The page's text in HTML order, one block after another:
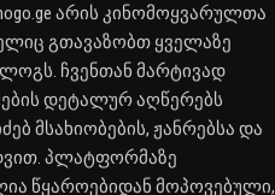
არის კინომოყვარულთა
გთავაზობთ ყველაზე
ჩვენთან მარტივად
დეტალურ აღწერებს
მსახიობების, ჟანრებსა და
პლატფორმაზე
წყაროებიდან მოპოვებული,